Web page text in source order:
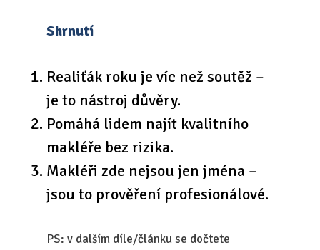
Shrnutí
Realiťák roku je víc než soutěž –
je to nástroj důvěry.
Pomáhá lidem najít kvalitního
makléře bez rizika.
Makléři zde nejsou jen jména –
jsou to prověření profesionálové.
PS: v dalším díle/článku se dočtete